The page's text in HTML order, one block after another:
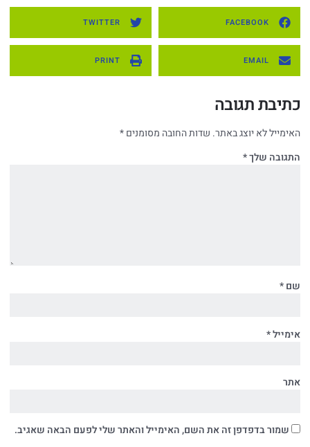
FACEBOOK
TWITTER
EMAIL
PRINT
כתיבת תגובה
האימייל לא יוצג באתר. שדות החובה מסומנים*
התגובה שלך*
שם*
אימייל*
אתר
שמור בדפדפן זה את השם, האימייל והאתר שלי לפעם הבאה שאגיב.